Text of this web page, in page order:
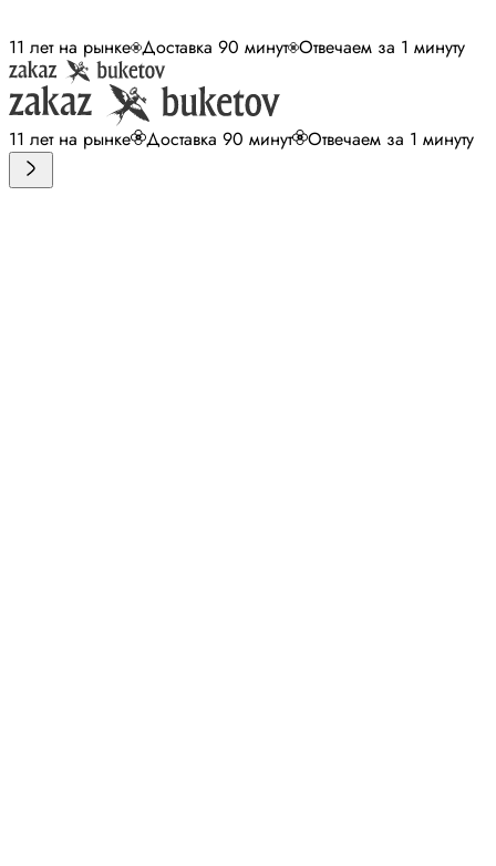
11 лет на рынке Доставка 90 минут Отвечаем за 1 минуту
11 лет на рынке Доставка 90 минут Отвечаем за 1 минуту